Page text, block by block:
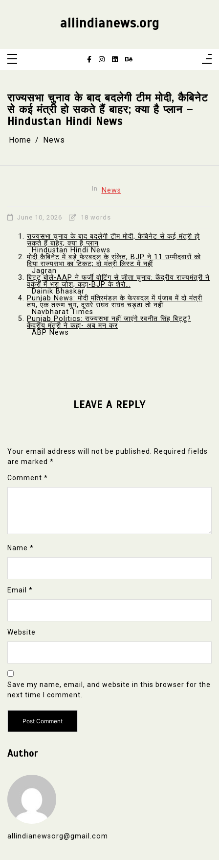
allindianews.org
राज्यसभा चुनाव के बाद बदलेगी टीम मोदी, कैबिनेट
से कई मंत्री हो सकते हैं बाहर; क्या है प्लान –
Hindustan Hindi News
Home News
In News
June 10, 2026 18 words
राज्यसभा चुनाव के बाद बदलेगी टीम मोदी, कैबिनेट से कई मंत्री हो
सकते हैं बाहर; क्या है प्लान
Hindustan Hindi News
मोदी कैबिनेट में बड़े फेरबदल के संकेत, BJP ने 11 उम्मीदवारों को
दिया राज्यसभा का टिकट; दो मंत्री लिस्ट में नहीं
Jagran
बिट्टू बोले-AAP ने फर्जी वोटिंग से जीता चुनाव: केंद्रीय राज्यमंत्री ने
वर्करों में भरा जोश; कहा-BJP के शेरो…
Dainik Bhaskar
Punjab News: मोदी मंत्रिमंडल के फेरबदल में पंजाब में दो मंत्री
तय, एक तरुण चुग, दूसरे राघव राघव चड्ढा तो नहीं
Navbharat Times
Punjab Politics: राज्यसभा नहीं जाएंगे रवनीत सिंह बिट्टू?
केंद्रीय मंत्री ने कहा- अब मन कर
ABP News
LEAVE A REPLY
Your email address will not be published.
Required fields
are marked *
Comment *
Name *
Email *
Website
Save my name, email, and website in this browser for the
next time I comment.
Author
allindianewsorg@gmail.com